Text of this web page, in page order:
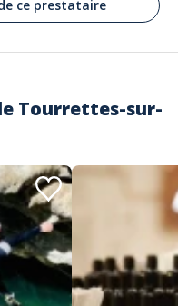
ce prestataire
Tourrettes-sur-